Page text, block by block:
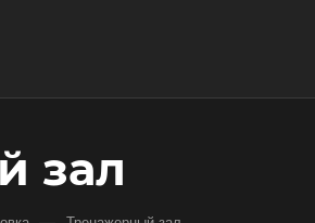
зал